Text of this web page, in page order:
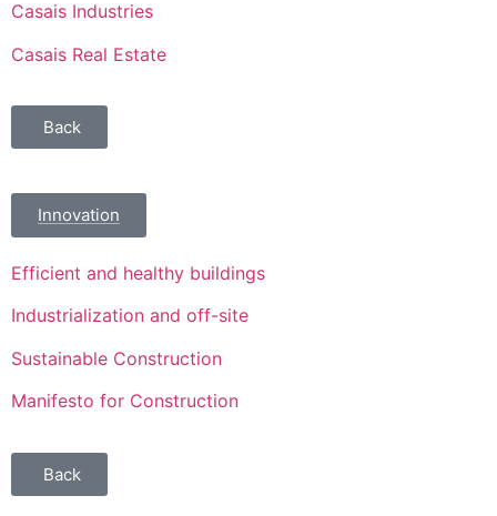
Casais Industries
Casais Real Estate
Back
Innovation
Efficient and healthy buildings
Industrialization and off-site
Sustainable Construction
Manifesto for Construction
Back